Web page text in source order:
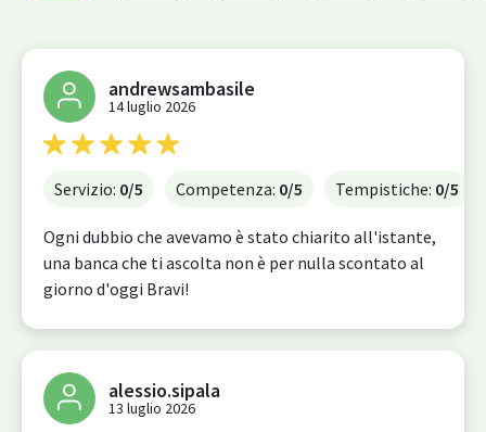
andrewsambasile
14 luglio 2026
Servizio: 0/5 Competenza: 0/5 Tempistiche: 0/5
Ogni dubbio che avevamo è stato chiarito all'istante,
una banca che ti ascolta non è per nulla scontato al
giorno d'oggi Bravi!
alessio.sipala
13 luglio 2026